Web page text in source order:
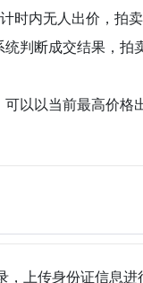
时内无人出价，拍卖
判断成交结果，
以以当前最高价格
上传身份证信息进